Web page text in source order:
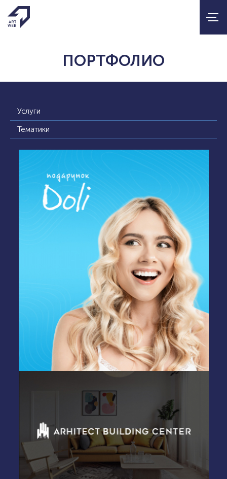
ПОРТФОЛИО
Услуги
Тематики